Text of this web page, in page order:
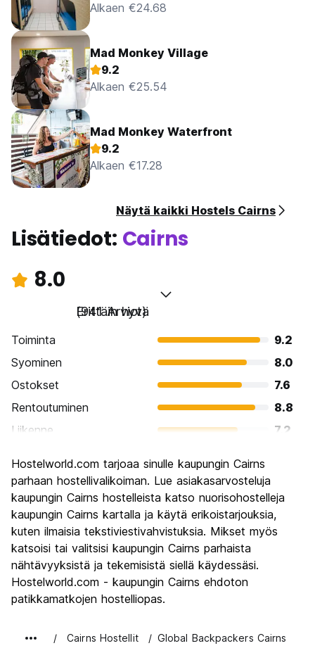
Alkaen €24.68
Mad Monkey Village
9.2
Alkaen €25.54
Mad Monkey Waterfront
9.2
Alkaen €17.28
Näytä kaikki Hostels Cairns
Lisätiedot: Cairns
8.0
Erittäin hyvä
(941 Arviot)
Toiminta
9.2
Syominen
8.0
Ostokset
7.6
Rentoutuminen
8.8
Liikenne
7.2
Kulttuuri
Yöelämä
8.2
Rahanarvoinen
7.6
Hostelworld.com tarjoaa sinulle kaupungin Cairns
parhaan hostellivalikoiman. Lue asiakasarvosteluja
kaupungin Cairns hostelleista katso nuorisohostelleja
kaupungin Cairns kartalla ja käytä erikoistarjouksia,
kuten ilmaisia tekstiviestivahvistuksia. Mikset myös
katsoisi tai valitsisi kaupungin Cairns parhaista
nähtävyyksistä ja tekemisistä siellä käydessäsi.
Hostelworld.com - kaupungin Cairns ehdoton
patikkamatkojen hostelliopas.
Cairns Hostellit Global Backpackers Cairns